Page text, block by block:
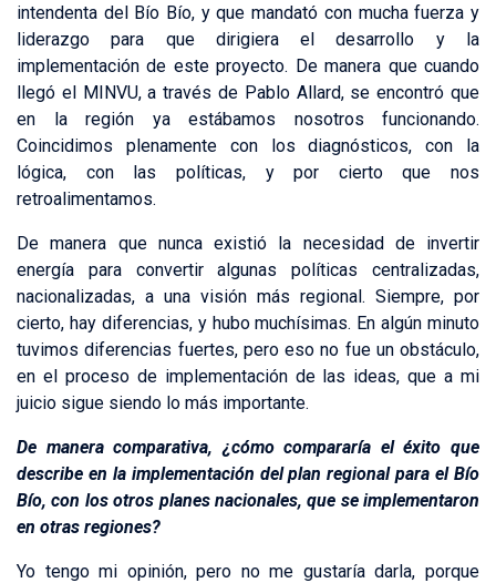
intendenta del Bío Bío, y que mandató con mucha fuerza y
liderazgo para que dirigiera el desarrollo y la
implementación de este proyecto. De manera que cuando
llegó el MINVU, a través de Pablo Allard, se encontró que
en la región ya estábamos nosotros funcionando.
Coincidimos plenamente con los diagnósticos, con la
lógica, con las políticas, y por cierto que nos
retroalimentamos.
De manera que nunca existió la necesidad de invertir
energía para convertir algunas políticas centralizadas,
nacionalizadas, a una visión más regional. Siempre, por
cierto, hay diferencias, y hubo muchísimas. En algún minuto
tuvimos diferencias fuertes, pero eso no fue un obstáculo,
en el proceso de implementación de las ideas, que a mi
juicio sigue siendo lo más importante.
De manera comparativa, ¿cómo compararía el éxito que
describe en la implementación del plan regional para el Bío
Bío, con los otros planes nacionales, que se implementaron
en otras regiones?
Yo tengo mi opinión, pero no me gustaría darla, porque